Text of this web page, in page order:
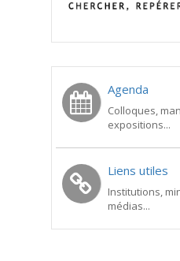
Agenda
Colloques,
expositions...
Liens utiles
Institutions,
médias...